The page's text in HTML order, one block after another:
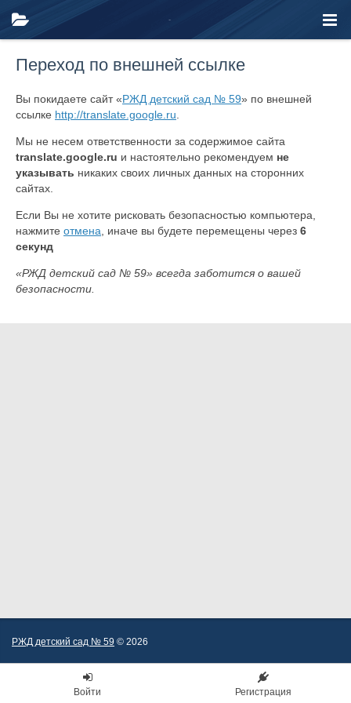
Переход по внешней ссылке
Вы покидаете сайт «РЖД детский сад № 59» по внешней
ссылке http://translate.google.ru
Мы не несем ответственности за содержимое сайта
translate.google.ru и настоятельно рекомендуем не
указывать никаких своих личных данных на сторонних
сайтах.
Если Вы не хотите рисковать безопасностью компьютера,
нажмите отмена , иначе вы будете перемещены через 6
секунд
«РЖД детский сад № 59» всегда заботится о вашей
безопасности.
РЖД детский сад № 59 © 2026
Войти Регистрация